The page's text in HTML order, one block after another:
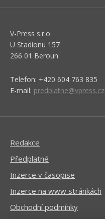
V-Press s.r.o.
U Stadionu 157
266 01 Beroun
Telefon: +420 604 763 835
E-mail: predplatne@vpress.cz
Redakce
Předplatné
Inzerce v časopise
Inzerce na www stránkách
Obchodní podmínky